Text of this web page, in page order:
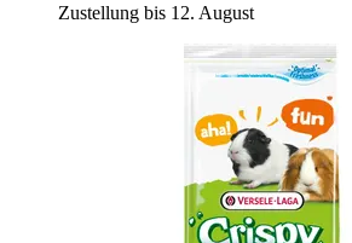
Zustellung bis 12. August